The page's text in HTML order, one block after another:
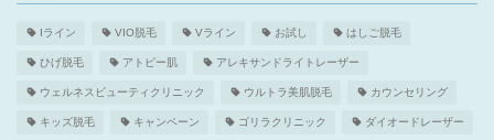
Iライン VIO脱毛 Vライン お試し はしご脱毛
ひげ脱毛 アトピー肌 アレキサンドライトレーザー
ウェルネスビューティクリニック ウルトラ美肌脱毛 カウンセリング
キッズ脱毛 キャンペーン ゴリラクリニック ダイオードレーザー